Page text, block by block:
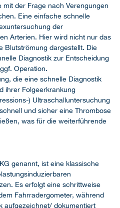
der Frage nach Verengungen
Eine einfache schnelle
der
Arterien. Hier wird nicht nur das
Blutströmung dargestellt. Die
Diagnostik zur Entscheidung
Operation.
die eine schnelle Diagnostik
ihrer Folgeerkrankung
) Ultraschalluntersuchung
und sicher eine Thrombose
was für die weiterführende
genannt, ist eine klassische
Es erfolgt eine schrittweise
Fahrradergometer, während
aufgezeichnet/ dokumentiert